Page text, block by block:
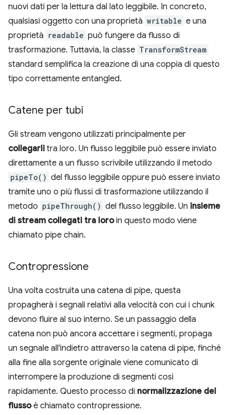
nuovi dati per la lettura dal lato leggibile. In concreto,
qualsiasi oggetto con una proprietà writable e una
proprietà readable può fungere da flusso di
trasformazione. Tuttavia, la classe TransformStream
standard semplifica la creazione di una coppia di questo
tipo correttamente entangled.
Catene per tubi
Gli stream vengono utilizzati principalmente per
collegarli tra loro. Un flusso leggibile può essere inviato
direttamente a un flusso scrivibile utilizzando il metodo
pipeTo() del flusso leggibile oppure può essere inviato
tramite uno o più flussi di trasformazione utilizzando il
metodo pipeThrough() del flusso leggibile. Un insieme
di stream collegati tra loroin questo modo viene
chiamato pipe chain.
Contropressione
Una volta costruita una catena di pipe, questa
propagherà i segnali relativi alla velocità con cui i chunk
devono fluire al suo interno. Se un passaggio della
catena non può ancora accettare i segmenti, propaga
un segnale all'indietro attraverso la catena di pipe, finché
alla fine alla sorgente originale viene comunicato di
interrompere la produzione di segmenti così
rapidamente. Questo processo di normalizzazione del
flussoè chiamato contropressione.